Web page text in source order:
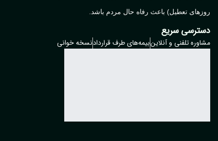
تعطیل) باعث رفاه حال مردم باشد.
سریع
تلفنی و آنلاینبیمه‌های طرف قراردادنسخه خوانی